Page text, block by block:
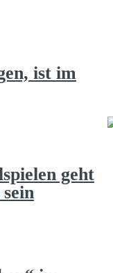
ist im
geht